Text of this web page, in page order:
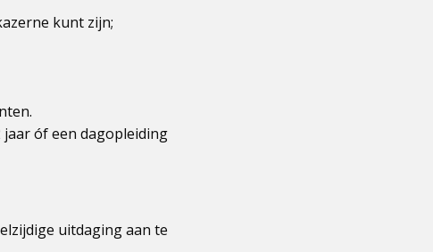
kunt zijn;
óf een dagopleiding
uitdaging aan te